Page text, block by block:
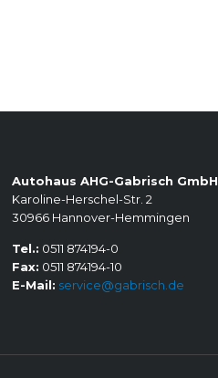
Autohaus AHG-Gabrisch GmbH
Karoline-Herschel-Str. 2
30966 Hannover-Hemmingen
Tel.: 0511 874194-0
Fax: 0511 874194-10
E-Mail: service@gabrisch.de